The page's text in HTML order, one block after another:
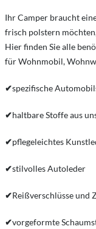
Ihr Camper braucht
frisch polstern
Hier finden Sie alle
für Wohnmobil,
✔spezifische
✔haltbare Stoffe aus
✔pflegeleichtes
✔stilvolles Autoleder
✔Reißverschlüsse und
✔vorgeformte